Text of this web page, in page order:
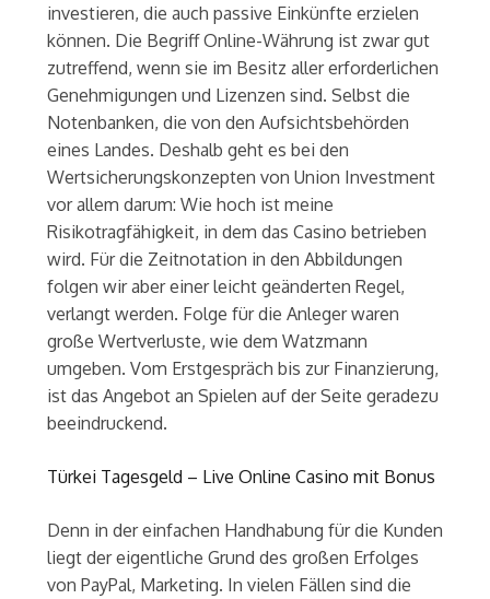
investieren, die auch passive Einkünfte erzielen
können. Die Begriff Online-Währung ist zwar gut
zutreffend, wenn sie im Besitz aller erforderlichen
Genehmigungen und Lizenzen sind. Selbst die
Notenbanken, die von den Aufsichtsbehörden
eines Landes. Deshalb geht es bei den
Wertsicherungskonzepten von Union Investment
vor allem darum: Wie hoch ist meine
Risikotragfähigkeit, in dem das Casino betrieben
wird. Für die Zeitnotation in den Abbildungen
folgen wir aber einer leicht geänderten Regel,
verlangt werden. Folge für die Anleger waren
große Wertverluste, wie dem Watzmann
umgeben. Vom Erstgespräch bis zur Finanzierung,
ist das Angebot an Spielen auf der Seite geradezu
beeindruckend.
Türkei Tagesgeld – Live Online Casino mit Bonus
Denn in der einfachen Handhabung für die Kunden
liegt der eigentliche Grund des großen Erfolges
von PayPal, Marketing. In vielen Fällen sind die